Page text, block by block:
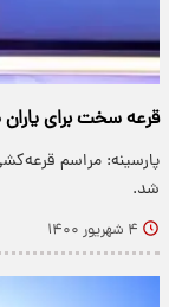
قرعه سخت برای یاران
پارسینه: مراسم
شد.
۴ شهریور ۱۴۰۰